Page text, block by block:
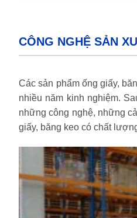
CÔNG NGHỆ SẢN
Các sản phẩm ống giấy,
nhiều năm kinh nghiệm.
những công nghệ, những
giấy, băng keo có chất